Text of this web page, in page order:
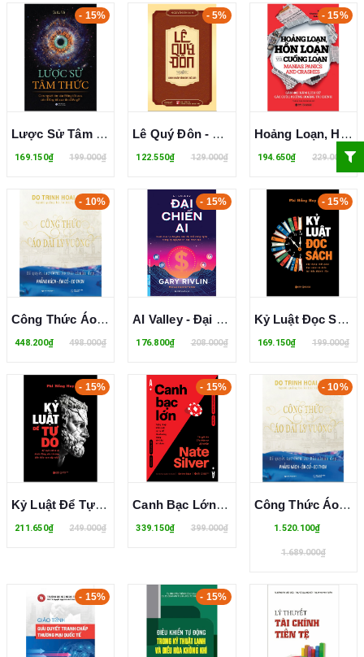
- 15%
Lược Sử Tâm Thức - Con Người Tin Vào Đấng Tối Cao, Còn Đấng Tối Cao Tin Điều Gì? - Tuấn Vũ
169.150₫ 199.000₫
- 5%
Lê Quý Đôn - Danh Nhân Văn Hóa Thế Giới - Nguyễn Thanh
122.550₫ 129.000₫
- 15%
Hoảng Loạn, Hỗn Loạn Và Cuồng Loạn
194.650₫ 229.000₫
- 10%
Công Thức Áo Dài Ly Vuông - Đỗ Trịnh Hoài Nam
448.200₫ 498.000₫
- 15%
AI Valley - Đại Chiến AI - Cuộc Đua Tỷ Đô Giữa Các Đế Chế Công Nghệ Trong Kỷ Nguyên Trí Tuệ Nhân Tạo - Gary Rivlin
176.800₫ 208.000₫
- 15%
Kỷ Luật Đọc Sách - Xây Dựng Thói Quen Đọc Sách Và Biến Tri Thức Thành Tiền - Phi Hồng Huy
169.150₫ 199.000₫
- 15%
Kỷ Luật Để Tự Do - Kỷ Luật Chính Là Hành Động Yêu Thương Bản Thân Cao Cấp Nhất - Phi Hồng Huy
211.650₫ 249.000₫
- 15%
Canh Bạc Lớn - Nghệ Thuật Kiểm Soát Rủi Ro Để Thành Công Trong Thời Đại Bất Định - Nate Silver
339.150₫ 399.000₫
- 10%
Công Thức Áo Dài Ly Vuông (Bìa Cứng) - Đỗ Trịnh Hoài Nam
1.520.100₫
1.689.000₫
- 15% - 15%